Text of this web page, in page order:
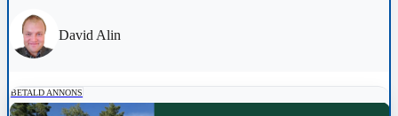
David Alin
BETALD ANNONS